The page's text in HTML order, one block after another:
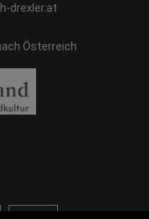
drexler.at
Österreich